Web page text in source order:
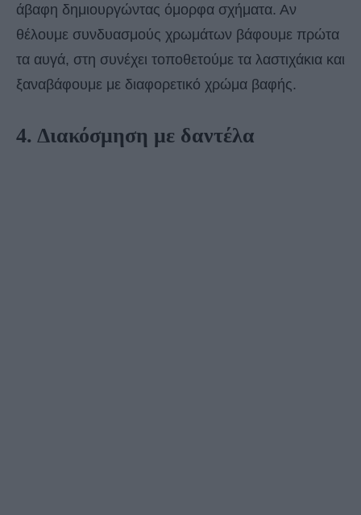
άβαφη δημιουργώντας όμορφα σχήματα. Αν
θέλουμε συνδυασμούς χρωμάτων βάφουμε πρώτα
τα αυγά, στη συνέχει τοποθετούμε τα λαστιχάκια και
ξαναβάφουμε με διαφορετικό χρώμα βαφής.
4. Διακόσμηση με δαντέλα